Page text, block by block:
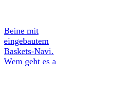
Beine mit
eingebautem
Baskets-Navi.
Wem geht es a